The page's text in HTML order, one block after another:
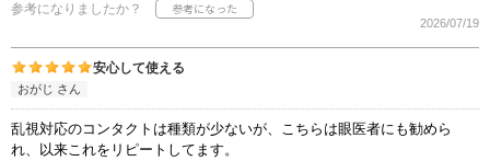
参考になりましたか？
2026/07/19
安心して使える
おがじ さん
乱視対応のコンタクトは種類が少ないが、こちらは眼医者にも勧めら
れ、以来これをリピートしてます。